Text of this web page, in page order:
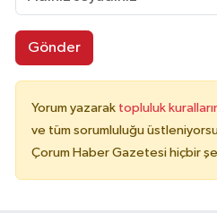
Gönder
Yorum yazarak topluluk
ve tüm sorumluluğu
Çorum Haber Gazetesi hiçbir